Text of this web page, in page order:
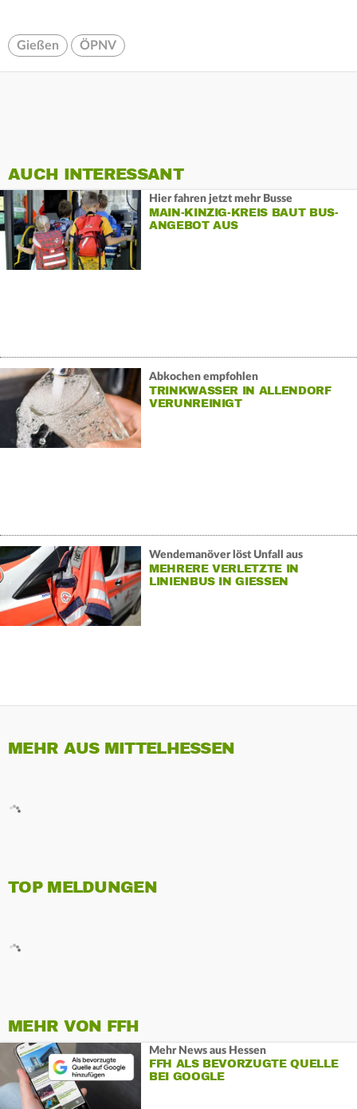
Gießen ÖPNV
AUCH INTERESSANT
Hier fahren jetzt mehr Busse
MAIN-KINZIG-KREIS BAUT BUS-
ANGEBOT AUS
Abkochen empfohlen
TRINKWASSER IN ALLENDORF
VERUNREINIGT
Wendemanöver löst Unfall aus
MEHRERE VERLETZTE IN
LINIENBUS IN GIESSEN
MEHR AUS MITTELHESSEN
TOP MELDUNGEN
MEHR VON FFH
Mehr News aus Hessen
FFH ALS BEVORZUGTE QUELLE
BEI GOOGLE